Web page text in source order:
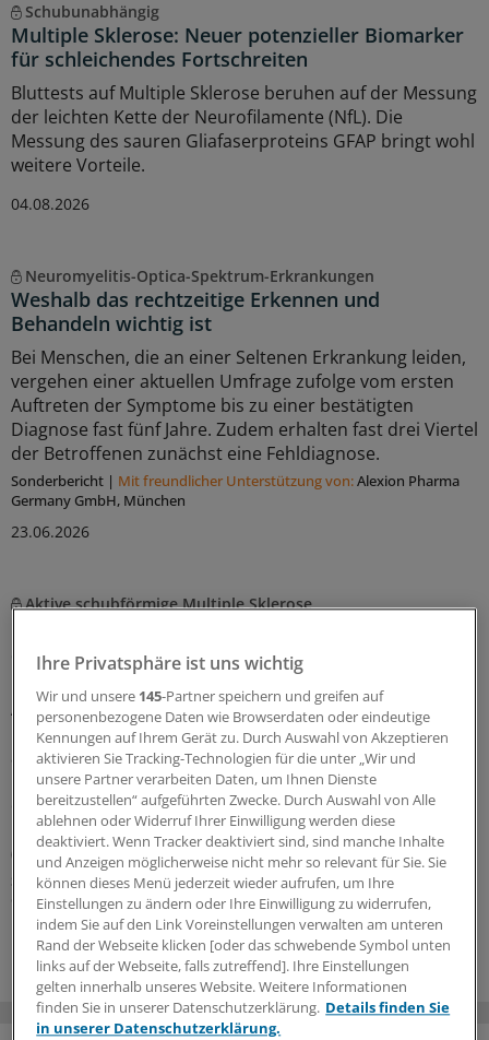
Schubunabhängig
Multiple Sklerose: Neuer potenzieller Biomarker
für schleichendes Fortschreiten
Bluttests auf Multiple Sklerose beruhen auf der Messung
der leichten Kette der Neurofilamente (NfL). Die
Messung des sauren Gliafaserproteins GFAP bringt wohl
weitere Vorteile.
04.08.2026
Neuromyelitis-Optica-Spektrum-Erkrankungen
Weshalb das rechtzeitige Erkennen und
Behandeln wichtig ist
Bei Menschen, die an einer Seltenen Erkrankung leiden,
vergehen einer aktuellen Umfrage zufolge vom ersten
Auftreten der Symptome bis zu einer bestätigten
Diagnose fast fünf Jahre. Zudem erhalten fast drei Viertel
der Betroffenen zunächst eine Fehldiagnose.
Sonderbericht | Mit freundlicher Unterstützung von:Alexion Pharma
Germany GmbH, München
23.06.2026
Aktive schubförmige Multiple Sklerose
Sicherheitsprofil
In der offenen Verlängerungsstudie ALITHIOS hat der
Anti-CD20-Antikörper Ofatumumab über den
Beobachtungszeitraum von bis zu sieben Jahren eine
anhaltende Wirksamkeit und ein günstiges Nutzen-
Risiko-Profil gezeigt – sowohl bei kürzlich
diagnostizierten, therapienaiven Patientinnen und
Patienten mit aktiver schubförmiger Multipler Sklerose
(RMS) als auch in der Gesamtpopulation.
Sonderbericht|Mit freundlicher Unterstützung von:Novartis Pharma
GmbH, Nürnberg
17.06.2026
Ihre Privatsphäre ist uns wichtig
Wir und unsere 145-Partner speichern und greifen auf
personenbezogene Daten wie Browserdaten oder eindeutige
Kennungen auf Ihrem Gerät zu. Durch Auswahl von Akzeptieren
aktivieren Sie Tracking-Technologien für die unter „Wir und
unsere Partner verarbeiten Daten, um Ihnen Dienste
bereitzustellen“ aufgeführten Zwecke. Durch Auswahl von Alle
ablehnen oder Widerruf Ihrer Einwilligung werden diese
deaktiviert. Wenn Tracker deaktiviert sind, sind manche Inhalte
und Anzeigen möglicherweise nicht mehr so relevant für Sie. Sie
können dieses Menü jederzeit wieder aufrufen, um Ihre
Einstellungen zu ändern oder Ihre Einwilligung zu widerrufen,
indem Sie auf den Link Voreinstellungen verwalten am unteren
Rand der Webseite klicken [oder das schwebende Symbol unten
links auf der Webseite, falls zutreffend]. Ihre Einstellungen
gelten innerhalb unseres Website. Weitere Informationen
finden Sie in unserer Datenschutzerklärung. Details finden Sie
in unserer Datenschutzerklärung.